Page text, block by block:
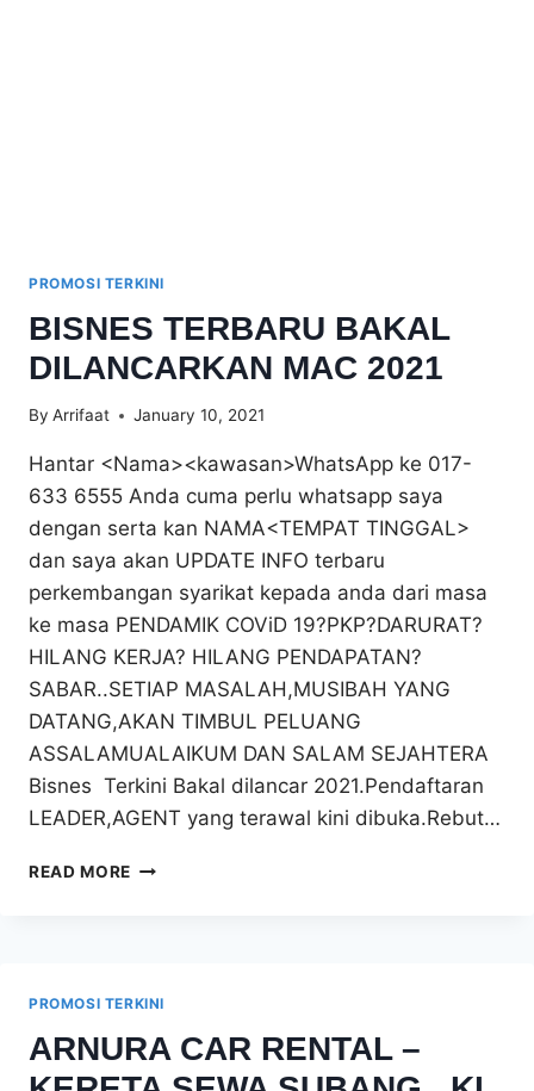
PROMOSI TERKINI
BISNES TERBARU BAKAL
DILANCARKAN MAC 2021
By Arrifaat January 10, 2021
Hantar <Nama><kawasan>WhatsApp ke 017-
633 6555 Anda cuma perlu whatsapp saya
dengan serta kan NAMA<TEMPAT TINGGAL>
dan saya akan UPDATE INFO terbaru
perkembangan syarikat kepada anda dari masa
ke masa PENDAMIK COViD 19?PKP?DARURAT?
HILANG KERJA? HILANG PENDAPATAN?
SABAR..SETIAP MASALAH,MUSIBAH YANG
DATANG,AKAN TIMBUL PELUANG
ASSALAMUALAIKUM DAN SALAM SEJAHTERA
Bisnes Terkini Bakal dilancar 2021.Pendaftaran
LEADER,AGENT yang terawal kini dibuka.Rebut…
READ MORE BISNES
PROMOSI TERKINI
ARNURA CAR RENTAL –